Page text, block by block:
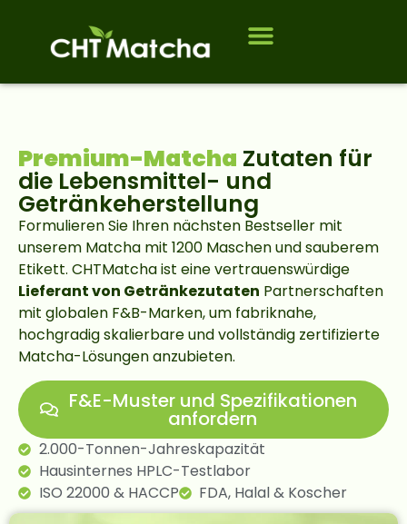
Premium-Matcha Zutaten für
die Lebensmittel- und
Getränkeherstellung
Formulieren Sie Ihren nächsten Bestseller mit
unserem Matcha mit 1200 Maschen und sauberem
Etikett. CHTMatcha ist eine vertrauenswürdige
Lieferant von Getränkezutaten Partnerschaften
mit globalen F&B-Marken, um fabriknahe,
hochgradig skalierbare und vollständig zertifizierte
Matcha-Lösungen anzubieten.
F&E-Muster und Spezifikationen
anfordern
2.000-Tonnen-Jahreskapazität
Hausinternes HPLC-Testlabor
ISO 22000 & HACCP
FDA, Halal & Koscher